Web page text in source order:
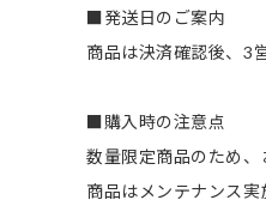
■発送日のご案内
商品は決済確認後、3
■購入時の注意点
数量限定商品のため
商品はメンテナンス